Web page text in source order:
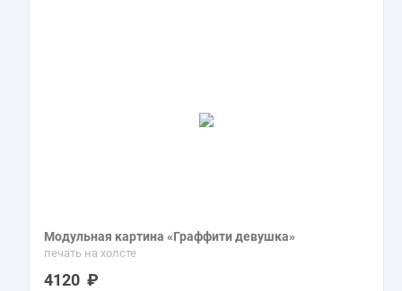
Модульная картина «Граффити девушка»
печать на холсте
4120